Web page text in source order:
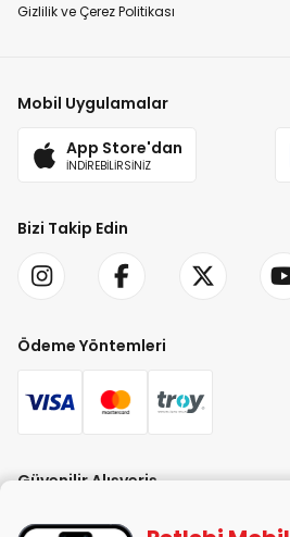
Gizlilik ve Çerez Politikası
Mobil Uygulamalar
App Store'dan
İNDİREBİLİRSİNİZ
Bizi Takip Edin
Ödeme Yöntemleri
Güvenilir Alışveriş